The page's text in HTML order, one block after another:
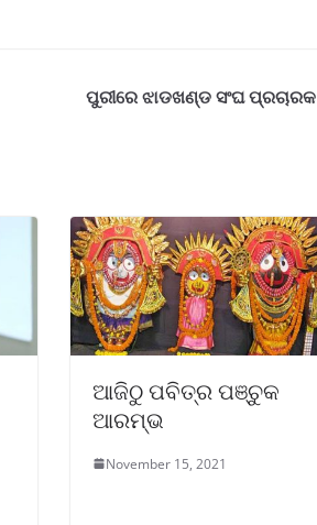
ପୁରୀରେ ଝାଡଖଣ୍ଡ ସଂଘ ପ୍ରଚାରକ
ଆଜିଠୁ ପବିତ୍ର ପଞ୍ଚୁକ
ଆରମ୍ଭ
November 15, 2021